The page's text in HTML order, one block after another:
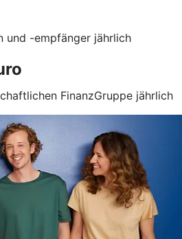
und -empfänger jährlich
FinanzGruppe jährlich